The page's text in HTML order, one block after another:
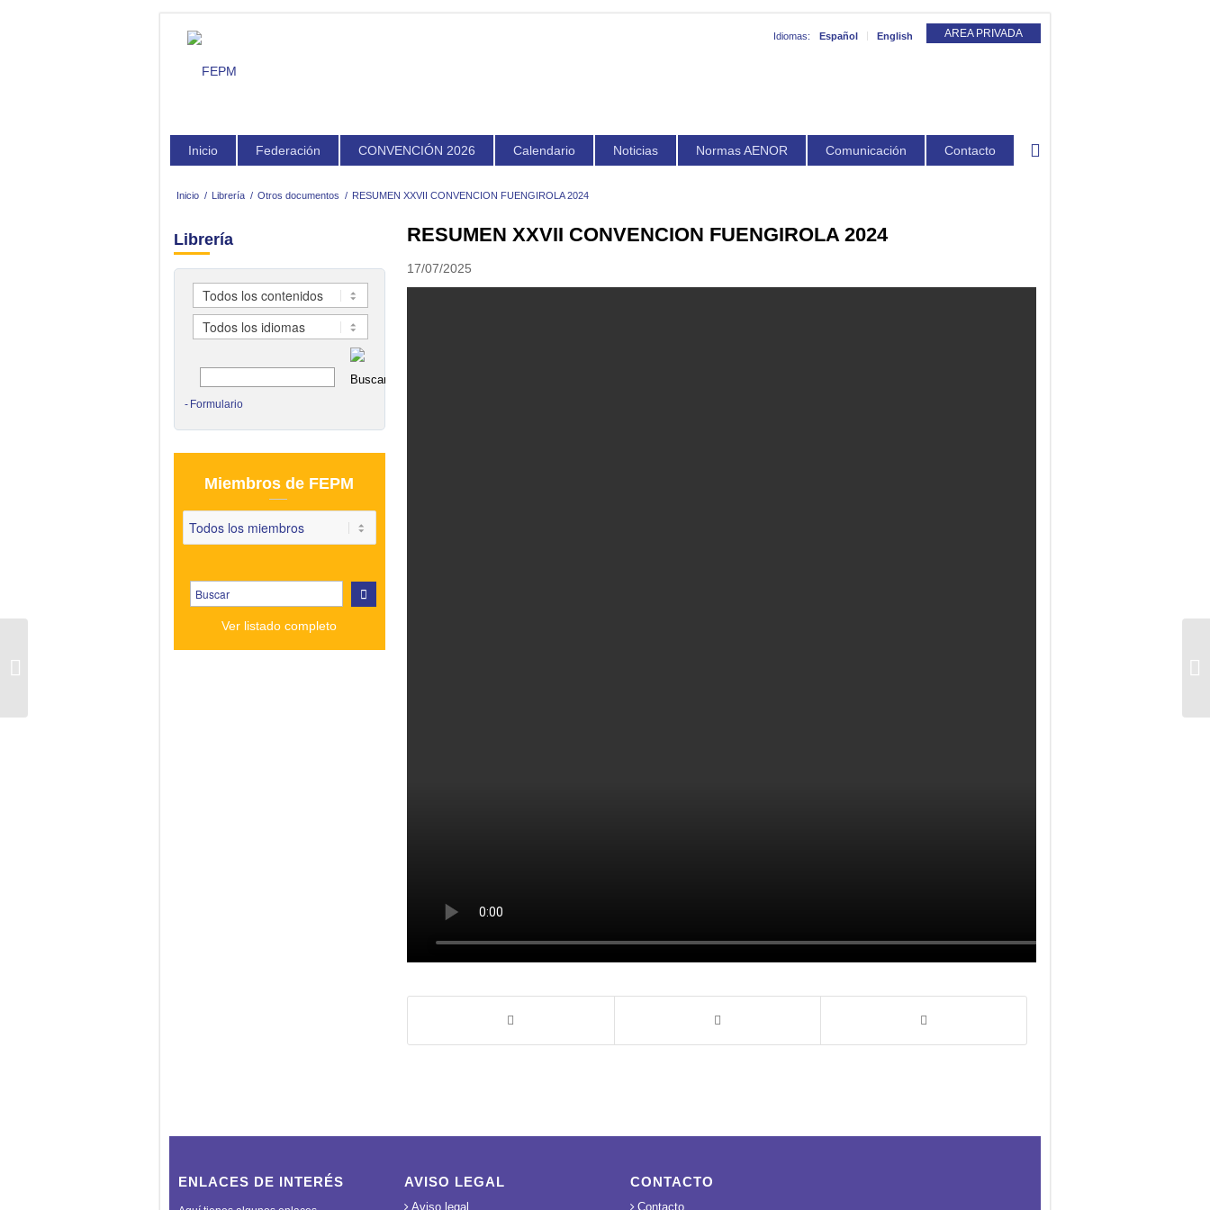
AREA PRIVADA
Idiomas: Español English
Inicio Federación CONVENCIÓN 2026 Calendario Noticias Normas AENOR Comunicación Contacto
Inicio / Librería / Otros documentos / RESUMEN XXVII CONVENCION FUENGIROLA 2024
RESUMEN XXVII CONVENCION FUENGIROLA 2024
17/07/2025
Librería
Formulario
Miembros de FEPM
Ver listado completo
ENLACES DE INTERÉS AVISO LEGAL
Aviso legal
CONTACTO
Contacto